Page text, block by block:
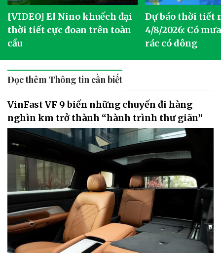
[VIDEO] El Nino khuếch đại
thời tiết cực đoan trên toàn
cầu
Dự báo thời tiết
4/8/2026: Có
rác có dông
Đọc thêm Thông tin cần biết
VinFast VF 9 biến những chuyến đi hàng
nghìn km trở thành “hành trình thư giãn”